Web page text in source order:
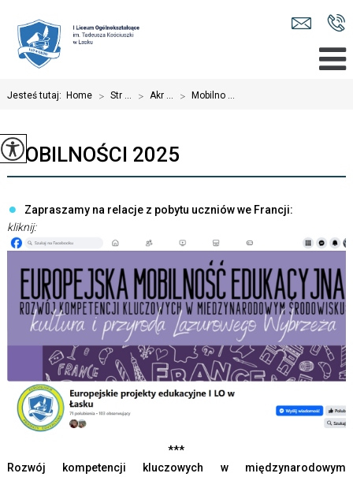
Jesteś tutaj: Home > Str ... > Akr ... > Mobilno ...
MOBILNOŚCI 2025
Zapraszamy na relacje z pobytu uczniów we Francji:
kliknij:
***
Rozwój kompetencji kluczowych w międzynarodowym